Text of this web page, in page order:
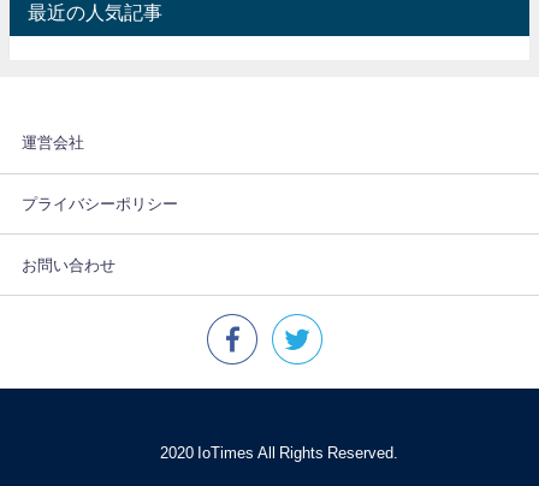
最近の人気記事
運営会社
プライバシーポリシー
お問い合わせ
© 2020 IoTimes All Rights Reserved.